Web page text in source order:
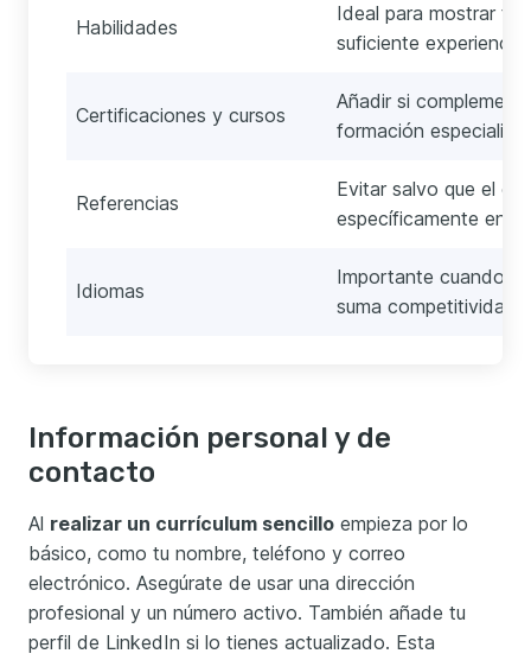
Habilidades
Ideal para mostrar tu
suficiente experiencia
Certificaciones y cursos
Añadir si
formación
Referencias
Evitar salvo que el
específicamente en
Idiomas
Importante cuando
suma competitividad
Información personal y de
contacto
Al realizar un currículum sencillo empieza por lo
básico, como tu nombre, teléfono y correo
electrónico. Asegúrate de usar una dirección
profesional y un número activo. También añade tu
perfil de LinkedIn si lo tienes actualizado. Esta